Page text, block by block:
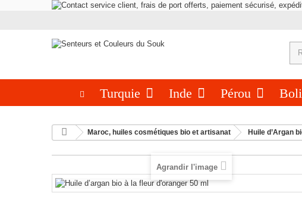
Turquie Inde Pérou
Maroc, huiles cosmétiques bio et artisanat Huile d’Argan
Agrandir l'image